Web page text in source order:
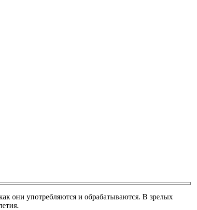
они употребляются и обрабатываются. В зрелых